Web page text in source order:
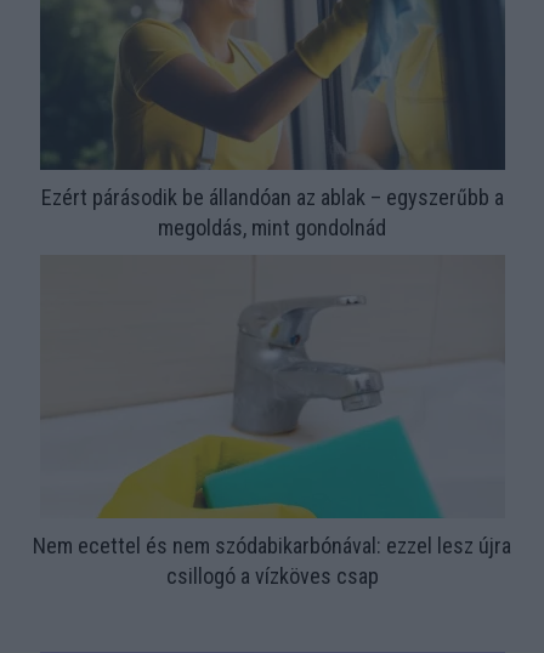
Ezért párásodik be állandóan az ablak – egyszerűbb a
megoldás, mint gondolnád
Nem ecettel és nem szódabikarbónával: ezzel lesz újra
csillogó a vízköves csap